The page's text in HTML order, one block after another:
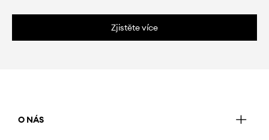
Zjistěte více
O NÁS